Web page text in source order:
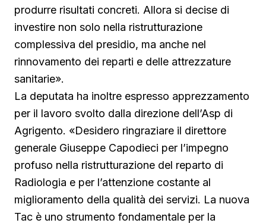
produrre risultati concreti. Allora si decise di
investire non solo nella ristrutturazione
complessiva del presidio, ma anche nel
rinnovamento dei reparti e delle attrezzature
sanitarie».
La deputata ha inoltre espresso apprezzamento
per il lavoro svolto dalla direzione dell’Asp di
Agrigento. «Desidero ringraziare il direttore
generale Giuseppe Capodieci per l’impegno
profuso nella ristrutturazione del reparto di
Radiologia e per l’attenzione costante al
miglioramento della qualità dei servizi. La nuova
Tac è uno strumento fondamentale per la